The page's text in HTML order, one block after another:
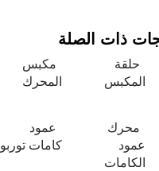
ذات الصلة
حلقة
المكبس
مكبس
المحرك
محرك
عمود
الكامات
عمود
كامات توربو